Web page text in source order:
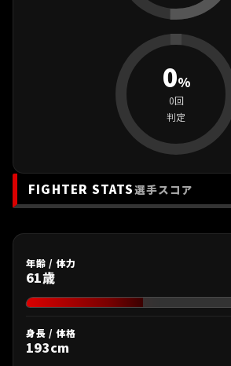
0%
0回
判定
FIGHTER STATS選手スコア
年齢 / 体力
61歳
身長 / 体格
193cm